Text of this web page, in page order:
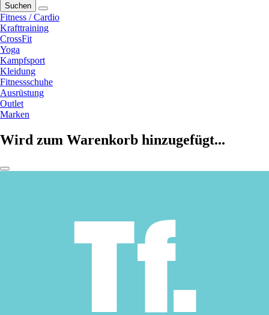
Suchen
Fitness / Cardio
Krafttraining
CrossFit
Yoga
Kampfsport
Kleidung
Fitnessschuhe
Ausrüstung
Outlet
Marken
Wird zum Warenkorb hinzugefügt...